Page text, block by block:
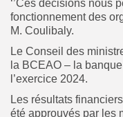
‘’Ces décisions nous
fonctionnement des
M. Coulibaly.
Le Conseil des
la BCEAO – la
l’exercice 2024.
Les résultats
été approuvés par les